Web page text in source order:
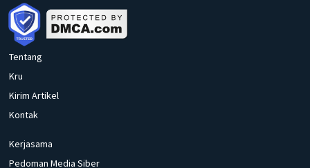
Tentang
Kru
Kirim Artikel
Kontak
Kerjasama
Pedoman Media Siber